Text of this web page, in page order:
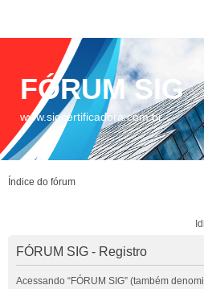
FÓRUM SIG
www.sigcertificadora.com.br
Índice do fórum
FÓRUM SIG - Registro
Acessando “FÓRUM SIG” (também